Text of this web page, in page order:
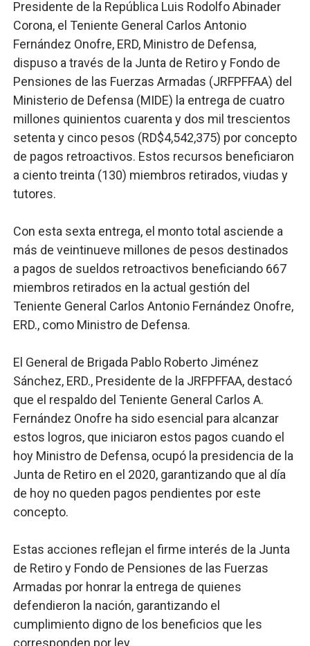
Trabajadores de la prensa y Obispado de la Provincia
Ministerio de Cultura anuncia ganadores de Premios
Más de 180 dirigentes sindicales de las Américas se
Restaurante Amigos es reconocido por sus cuatro
Banco Popular escala 17 posiciones en los mil
Presidente de la República Luis Rodolfo Abinader
Corona, el Teniente General Carlos Antonio
Fernández Onofre, ERD, Ministro de Defensa,
dispuso a través de la Junta de Retiro y Fondo de
Pensiones de las Fuerzas Armadas (JRFPFFAA) del
Ministerio de Defensa (MIDE) la entrega de cuatro
millones quinientos cuarenta y dos mil trescientos
setenta y cinco pesos (RD$4,542,375) por concepto
de pagos retroactivos. Estos recursos beneficiaron
a ciento treinta (130) miembros retirados, viudas y
tutores.
Con esta sexta entrega, el monto total asciende a
más de veintinueve millones de pesos destinados
a pagos de sueldos retroactivos beneficiando 667
miembros retirados en la actual gestión del
Teniente General Carlos Antonio Fernández Onofre,
ERD., como Ministro de Defensa.
El General de Brigada Pablo Roberto Jiménez
Sánchez, ERD., Presidente de la JRFPFFAA, destacó
que el respaldo del Teniente General Carlos A.
Fernández Onofre ha sido esencial para alcanzar
estos logros, que iniciaron estos pagos cuando el
hoy Ministro de Defensa, ocupó la presidencia de la
Junta de Retiro en el 2020, garantizando que al día
de hoy no queden pagos pendientes por este
concepto.
Estas acciones reflejan el firme interés de la Junta
de Retiro y Fondo de Pensiones de las Fuerzas
Armadas por honrar la entrega de quienes
defendieron la nación, garantizando el
cumplimiento digno de los beneficios que les
corresponden por ley.